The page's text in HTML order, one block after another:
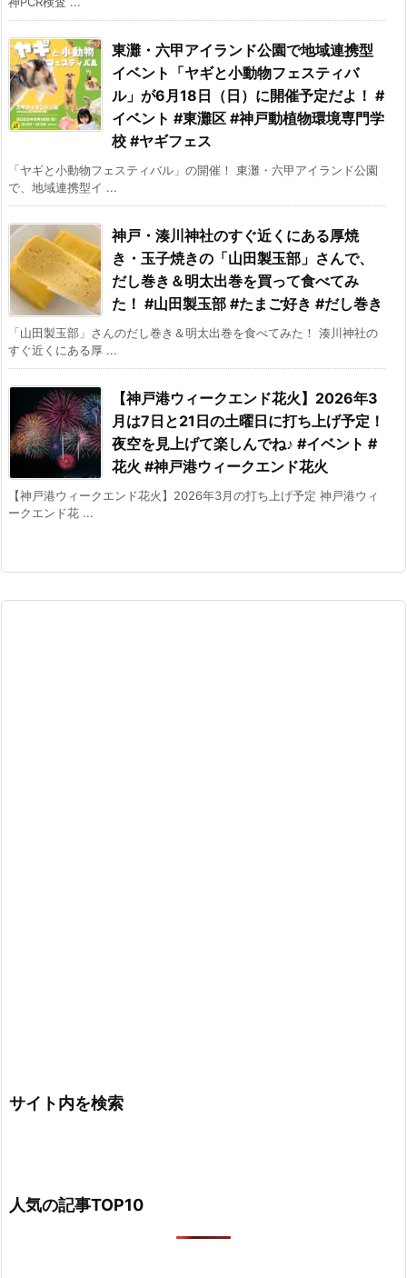
東灘・六甲アイランド公園で地域連携型
イベント「ヤギと小動物フェスティバ
ル」が6月18日（日）に開催予定だよ！ #
イベント #東灘区 #神戸動植物環境専門学
校 #ヤギフェス
「ヤギと小動物フェスティバル」の開催！ 東灘・六甲アイランド公園
で、地域連携型イ ...
神戸・湊川神社のすぐ近くにある厚焼
き・玉子焼きの「山田製玉部」さんで、
だし巻き＆明太出巻を買って食べてみ
た！ #山田製玉部 #たまご好き #だし巻き
「山田製玉部」さんのだし巻き＆明太出巻を食べてみた！ 湊川神社の
すぐ近くにある厚 ...
【神戸港ウィークエンド花火】2026年3
月は7日と21日の土曜日に打ち上げ予定！
夜空を見上げて楽しんでね♪ #イベント #
花火 #神戸港ウィークエンド花火
【神戸港ウィークエンド花火】2026年3月の打ち上げ予定 神戸港ウィ
ークエンド花 ...
サイト内を検索
人気の記事TOP10